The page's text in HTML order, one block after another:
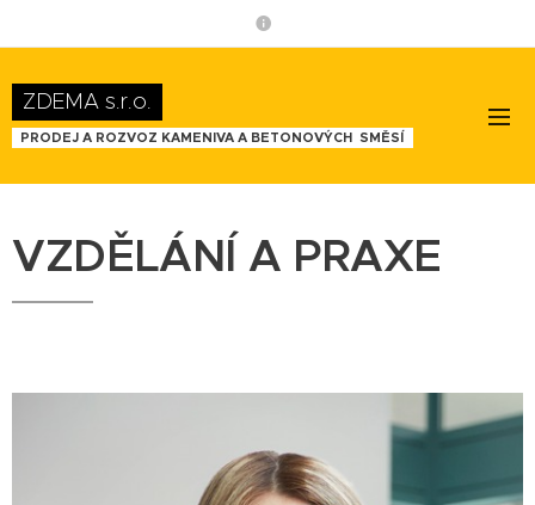
ZDEMA s.r.o.
PRODEJ A ROZVOZ KAMENIVA A BETONOVÝCH SMĚSÍ
VZDĚLÁNÍ A PRAXE